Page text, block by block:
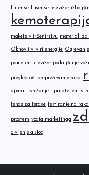
Hisense Hisense televizor
makete v inženirstvu materiali za
Obnovljivi viri energije
pameten televizor podaljšanje
pregled oči preprečevanje raka
aparati srečanje s prijateljem
tende za terase testiranje na raka
prostem vodja marketinga
življenjski slog